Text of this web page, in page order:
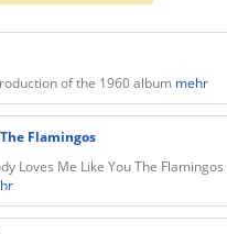
of the 1960 album mehr
Flamingos
Loves Me Like You The